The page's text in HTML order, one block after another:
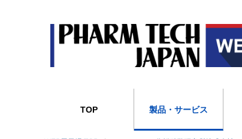
TOP 製品・サービス